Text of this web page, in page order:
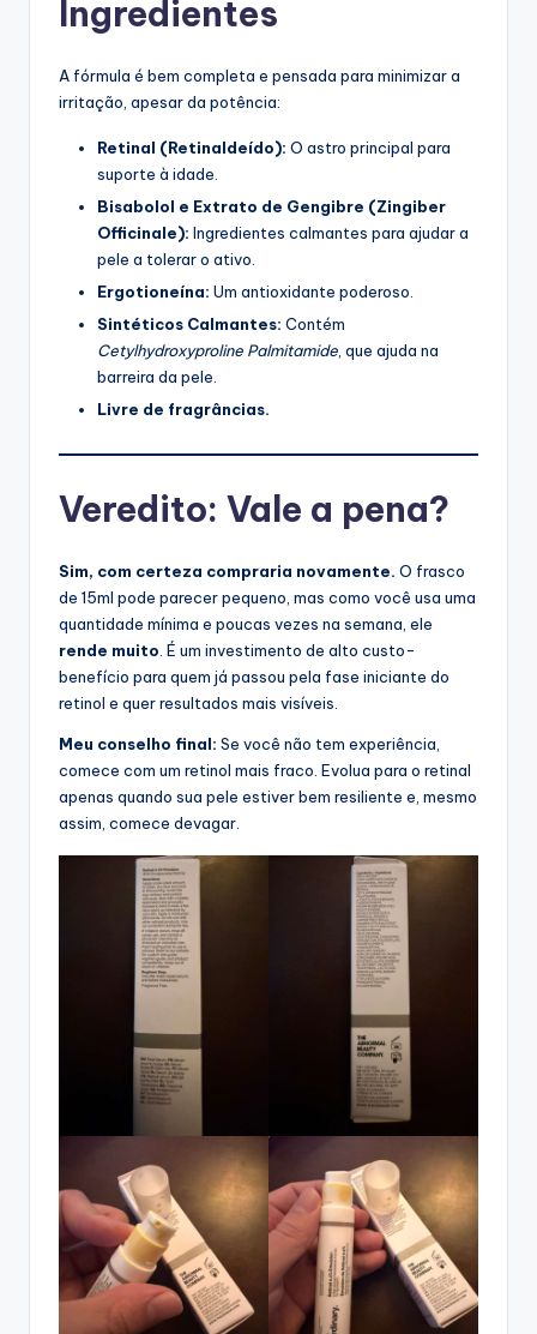
Ingredientes
A fórmula é bem completa e pensada para minimizar a
irritação, apesar da potência:
Retinal (Retinaldeído): O astro principal para
suporte à idade.
Bisabolol e Extrato de Gengibre (Zingiber
Officinale): Ingredientes calmantes para ajudar a
pele a tolerar o ativo.
Ergotioneína: Um antioxidante poderoso.
Sintéticos Calmantes: Contém
Cetylhydroxyproline Palmitamide , que ajuda na
barreira da pele.
Livre de fragrâncias.
Veredito: Vale a pena?
Sim, com certeza compraria novamente. O frasco
de 15ml pode parecer pequeno, mas como você usa uma
quantidade mínima e poucas vezes na semana, ele
rende muito. É um investimento de alto custo-
benefício para quem já passou pela fase iniciante do
retinol e quer resultados mais visíveis.
Meu conselho final: Se você não tem experiência,
comece com um retinol mais fraco. Evolua para o retinal
apenas quando sua pele estiver bem resiliente e, mesmo
assim, comece devagar.